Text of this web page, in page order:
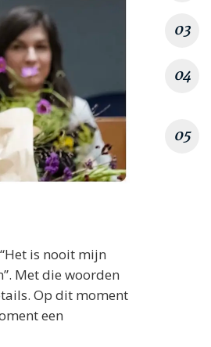
is nooit mijn
Met die woorden
Op dit moment
een